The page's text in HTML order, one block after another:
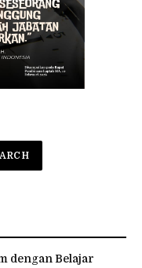
dengan Belajar